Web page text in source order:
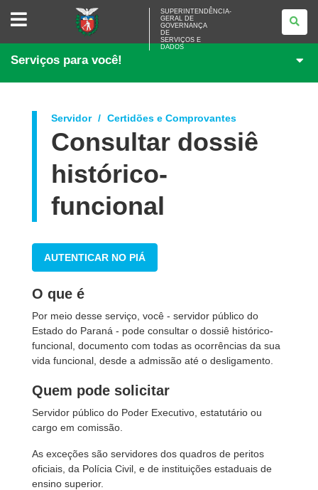
SUPERINTENDÊNCIA-
<BR>GOVERNANÇA
SERVIÇOS
DADOS
SUPERINTENDÊNCIA-
GERAL DE
GOVERNANÇA
DE
SERVIÇOS E
DADOS
Serviços para você!
Servidor Certidões e Comprovantes
Consultar dossiê
histórico-
funcional
AUTENTICAR NO PIÁ
O que é
Por meio desse serviço, você - servidor público do
Estado do Paraná - pode consultar o dossiê histórico-
funcional, documento com todas as ocorrências da sua
vida funcional, desde a admissão até o desligamento.
Quem pode solicitar
Servidor público do Poder Executivo, estatutário ou
cargo em comissão.
As exceções são servidores dos quadros de peritos
oficiais, da Polícia Civil, e de instituições estaduais de
ensino superior.